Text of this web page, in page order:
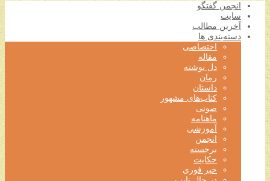
انجمن گفتگو
سایت
آخرین مطالب
دسته‌بندی ها
اختصاصی
مقاله
دل نوشته
رمان
داستان
کتاب‌های مشهور
صوتی
ماهنامه
آموزشی
انجمن
برجسته
حکایت
خبر فوری